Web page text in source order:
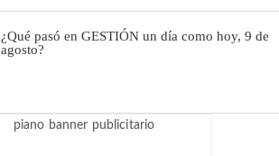
¿Qué pasó en GESTIÓN un día como hoy, 9 de
agosto?